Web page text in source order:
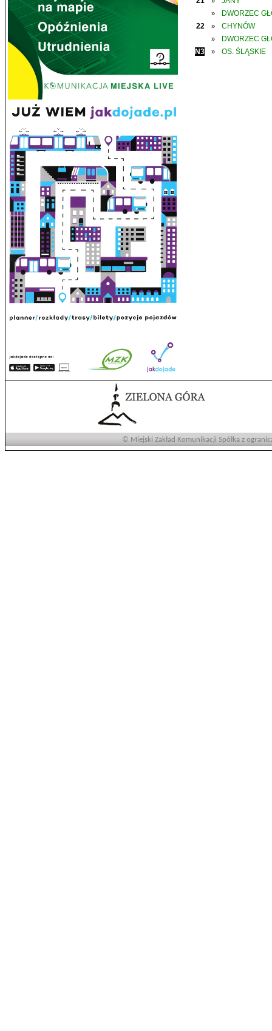
»
DWORZEC
22
» CHYNÓW
»
DWORZEC
N3
» OS. ŚLĄSKIE
© Miejski Zakład Komunikacji Spółka z